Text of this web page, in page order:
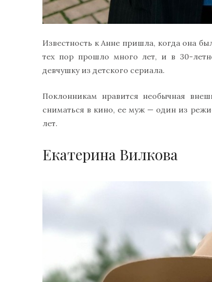
Известность к Анне пришла, когда она
тех пор прошло много лет, и в 30-
девчушку из детского сериала.
Поклонникам нравится необычная
сниматься в кино, ее муж — один из
лет.
Екатерина Вилкова